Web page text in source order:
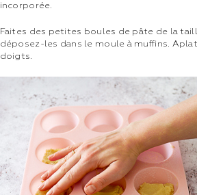
incorporée.
Faites des petites boules de pâte de la
déposez-les dans le moule à muffins.
doigts.